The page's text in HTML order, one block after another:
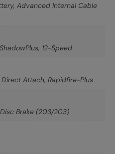
Advanced Internal Cable
12-Speed
Attach, Rapidfire-Plus
Brake (203/203)